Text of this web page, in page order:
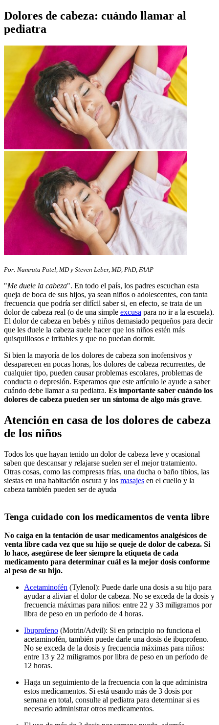
Dolores de cabeza: cuándo llamar al
pediatra
Por: Namrata Patel, MD y Steven Leber, MD, PhD, FAAP
"Me duele la cabeza". En todo el país, los padres escuchan esta
queja de boca de sus hijos, ya sean niños o adolescentes, con tanta
frecuencia que podría ser difícil saber si, en efecto, se trata de un
dolor de cabeza real (o de una simple excusa para no ir a la escuela).
El dolor de cabeza en bebés y niños demasiado pequeños para decir
que les duele la cabeza suele hacer que los niños estén más
quisquillosos e irritables y que no puedan dormir.
Si bien la mayoría de los dolores de cabeza son inofensivos y
desaparecen en pocas horas, los dolores de cabeza recurrentes, de
cualquier tipo, pueden causar problemas escolares, problemas de
conducta o depresión. Esperamos que este artículo le ayude a saber
cuándo debe llamar a su pediatra. Es importante saber cuándo los
dolores de cabeza pueden ser un síntoma de algo más grave.
Atención en casa de los dolores de cabeza
de los niños
Todos los que hayan tenido un dolor de cabeza leve y ocasional
saben que descansar y relajarse suelen ser el mejor tratamiento.
Otras cosas, como las compresas frías, una ducha o baño tibios, las
siestas en una habitación oscura y los masajes en el cuello y la
cabeza también pueden ser de ayuda
Tenga cuidado con los medicamentos de venta libre
No caiga en la tentación de usar medicamentos analgésicos de
venta libre cada vez que su hijo se queje de dolor de cabeza. Si
lo hace, asegúrese de leer siempre la etiqueta de cada
medicamento para determinar cuál es la mejor dosis conforme
al peso de su hijo.
Acetaminofén (Tylenol): Puede darle una dosis a su hijo para
ayudar a aliviar el dolor de cabeza. No se exceda de la dosis y
frecuencia máximas para niños: entre 22 y 33 miligramos por
libra de peso en un período de 4 horas.
Ibuprofeno (Motrin/Advil): Si en principio no funciona el
acetaminofén, también puede darle una dosis de ibuprofeno.
No se exceda de la dosis y frecuencia máximas para niños:
entre 13 y 22 miligramos por libra de peso en un período de
12 horas.
Haga un seguimiento de la frecuencia con la que administra
estos medicamentos. Si está usando más de 3 dosis por
semana en total, consulte al pediatra para determinar si es
necesario administrar otros medicamentos.